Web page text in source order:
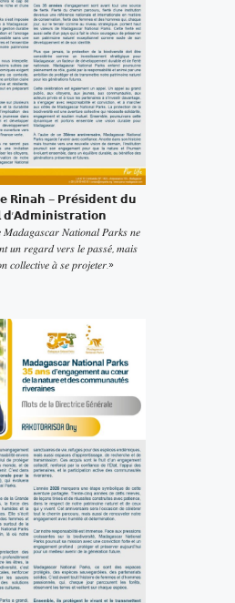
𝗥𝗶𝗻𝗮𝗵 – 𝗣𝗿𝗲́𝘀𝗶𝗱𝗲𝗻𝘁 𝗱𝘂
𝗱’𝗔𝗱𝗺𝗶𝗻𝗶𝘀𝘁𝗿𝗮𝘁𝗶𝗼𝗻
𝑁𝑎𝑡𝑖𝑜𝑛𝑎𝑙 𝑃𝑎𝑟𝑘𝑠 𝑛𝑒
𝑢𝑛 𝑟𝑒𝑔𝑎𝑟𝑑 𝑣𝑒𝑟𝑠 𝑙𝑒 𝑝𝑎𝑠𝑠𝑒́, 𝑚𝑎𝑖𝑠
𝑐𝑜𝑙𝑙𝑒𝑐𝑡𝑖𝑣𝑒 𝑎̀ 𝑠𝑒 𝑝𝑟𝑜𝑗𝑒𝑡𝑒𝑟.»